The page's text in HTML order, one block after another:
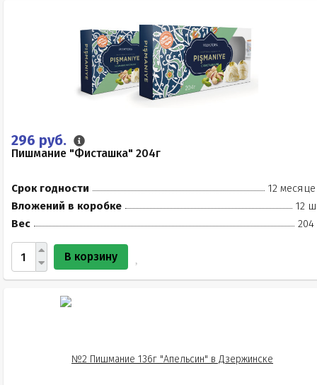
296 руб.
Пишмание "Фисташка" 204г
Срок годности
12
Вложений в коробке
12
Вес
204
В корзину